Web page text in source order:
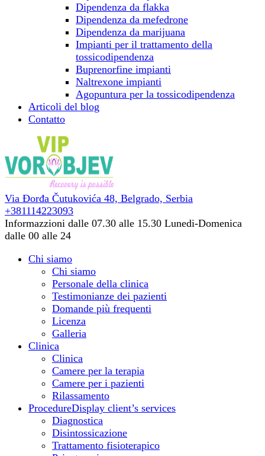
Dipendenza da flakka
Dipendenza da mefedrone
Dipendenza da marijuana
Impianti per il trattamento della
tossicodipendenza
Buprenorfine impianti
Naltrexone impianti
Agopuntura per la tossicodipendenza
Articoli del blog
Contatto
Via Đorđa Čutukovića 48, Belgrado, Serbia
+381114223093
Informazzioni dalle 07.30 alle 15.30 Lunedi-Domenica
dalle 00 alle 24
Chi siamo
Chi siamo
Personale della clinica
Testimonianze dei pazienti
Domande più frequenti
Licenza
Galleria
Clinica
Clinica
Camere per la terapia
Camere per i pazienti
Rilassamento
ProcedureDisplay client’s services
Diagnostica
Disintossicazione
Trattamento fisioterapico